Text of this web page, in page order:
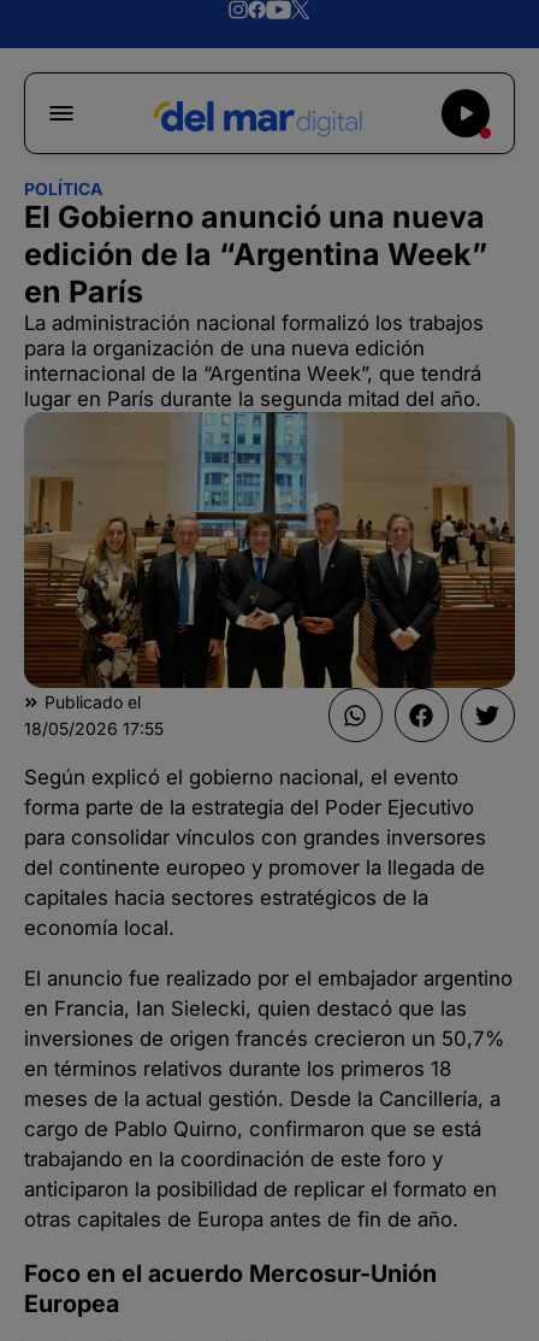
POLÍTICA
El Gobierno anunció una nueva
edición de la “Argentina Week”
en París
La administración nacional formalizó los trabajos
para la organización de una nueva edición
internacional de la “Argentina Week”, que tendrá
lugar en París durante la segunda mitad del año.
Publicado el
18/05/2026 17:55
Según explicó el gobierno nacional, el evento
forma parte de la estrategia del Poder Ejecutivo
para consolidar vínculos con grandes inversores
del continente europeo y promover la llegada de
capitales hacia sectores estratégicos de la
economía local.
El anuncio fue realizado por el embajador argentino
en Francia, Ian Sielecki, quien destacó que las
inversiones de origen francés crecieron un 50,7%
en términos relativos durante los primeros 18
meses de la actual gestión. Desde la Cancillería, a
cargo de Pablo Quirno, confirmaron que se está
trabajando en la coordinación de este foro y
anticiparon la posibilidad de replicar el formato en
otras capitales de Europa antes de fin de año.
Foco en el acuerdo Mercosur-Unión
Europea